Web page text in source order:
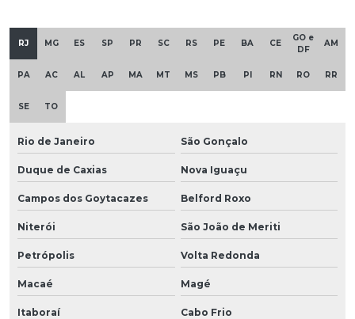
RJ MG ES SP PR SC RS PE BA CE
GO e
DF
AM
PA AC AL AP MA MT MS PB PI RN RO RR
SE TO
Rio de Janeiro São Gonçalo
Duque de Caxias Nova Iguaçu
Campos dos Goytacazes Belford Roxo
Niterói São João de Meriti
Petrópolis Volta Redonda
Macaé Magé
Itaboraí Cabo Frio